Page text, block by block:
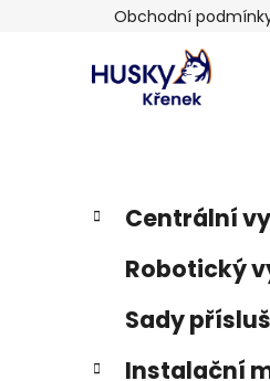
Obchodní
P
o
Přeskočit
kategorie
K
a
i
Centrální
Robotický
Sady
Instalační